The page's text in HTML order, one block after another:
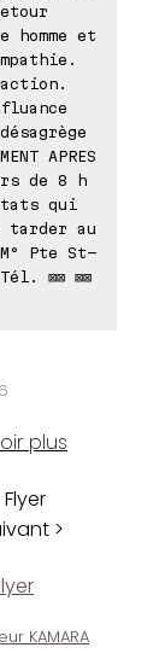
et
APRES
de 8 h
qui
tarder au
Pte St-
⊠⊠ ⊠⊠
plus
Flyer
>
KAMARA